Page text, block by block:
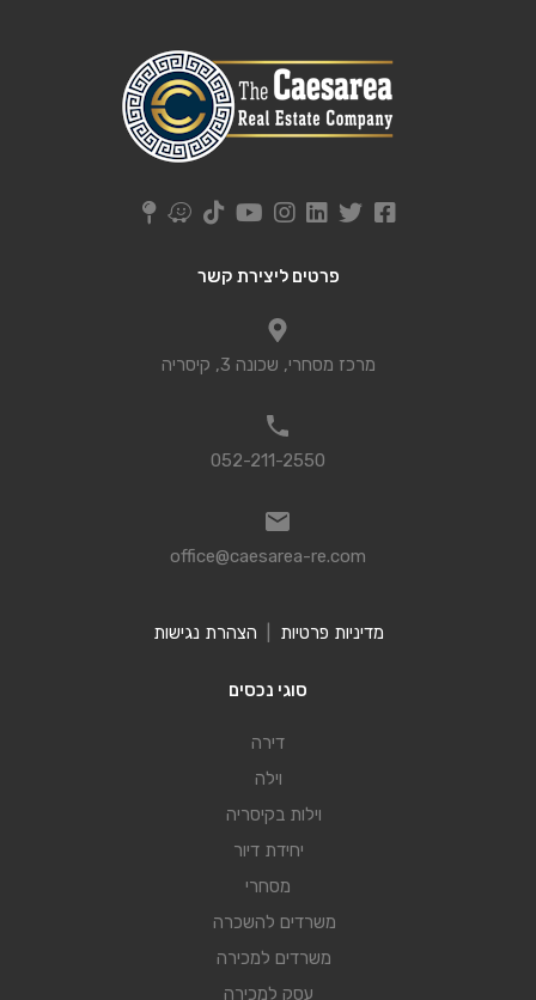
פרטים ליצירת קשר
מרכז מסחרי, שכונה 3, קיסריה
052-211-2550
office@caesarea-re.com
מדיניות פרטיות הצהרת נגישות
סוגי נכסים
דירה
וילה
וילות בקיסריה
יחידת דיור
מסחרי
משרדים להשכרה
משרדים למכירה
עסק למכירה